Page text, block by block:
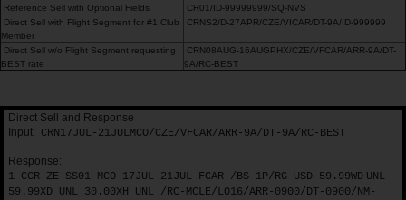
ที่
ให้
บริการ
โกลด์
พลัส
วอร์ดส
Reference Sell with Optional Fields
CR01/ID-99999999/SQ-NVS
Direct Sell with Flight Segment for #1 Club
Member
CRNS2/D-27APR/CZE/VICAR/DT-9A/ID-999999
Direct Sell w/o Flight Segment requesting
BEST rate
CRN08AUG-16AUGPHX/CZE/VFCAR/ARR-9A/DT-
9A/RC-BEST
Direct Sell and Response
Input: CRN17JUL-21JULMCO/CZE/VFCAR/ARR-9A/DT-9A/RC-BEST
Response:
1 CCR ZE SS01 MCO 17JUL 21JUL FCAR /BS-1P/RG-USD 59.99WD UNL
59.99XD UNL 30.00XH UNL /RC-MCLE/LO16/ARR-0900/DT-0900/NM-